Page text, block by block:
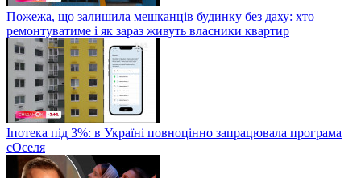
Пожежа, що залишила мешканців будинку без даху: хто
ремонтуватиме і як зараз живуть власники квартир
Іпотека під 3%: в Україні повноцінно запрацювала програма
єОселя